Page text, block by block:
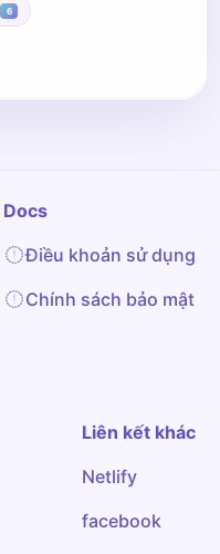
6
Docs
Điều khoản sử dụng
Chính sách bảo mật
Liên kết khác
Netlify
facebook